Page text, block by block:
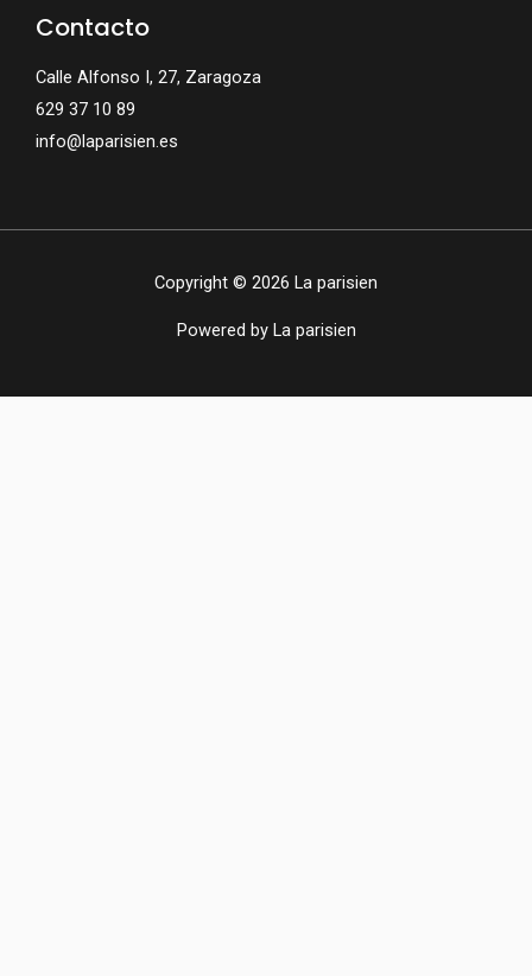
Contacto
Calle Alfonso I, 27, Zaragoza
629 37 10 89
info@laparisien.es
Copyright © 2026 La parisien
Powered by La parisien